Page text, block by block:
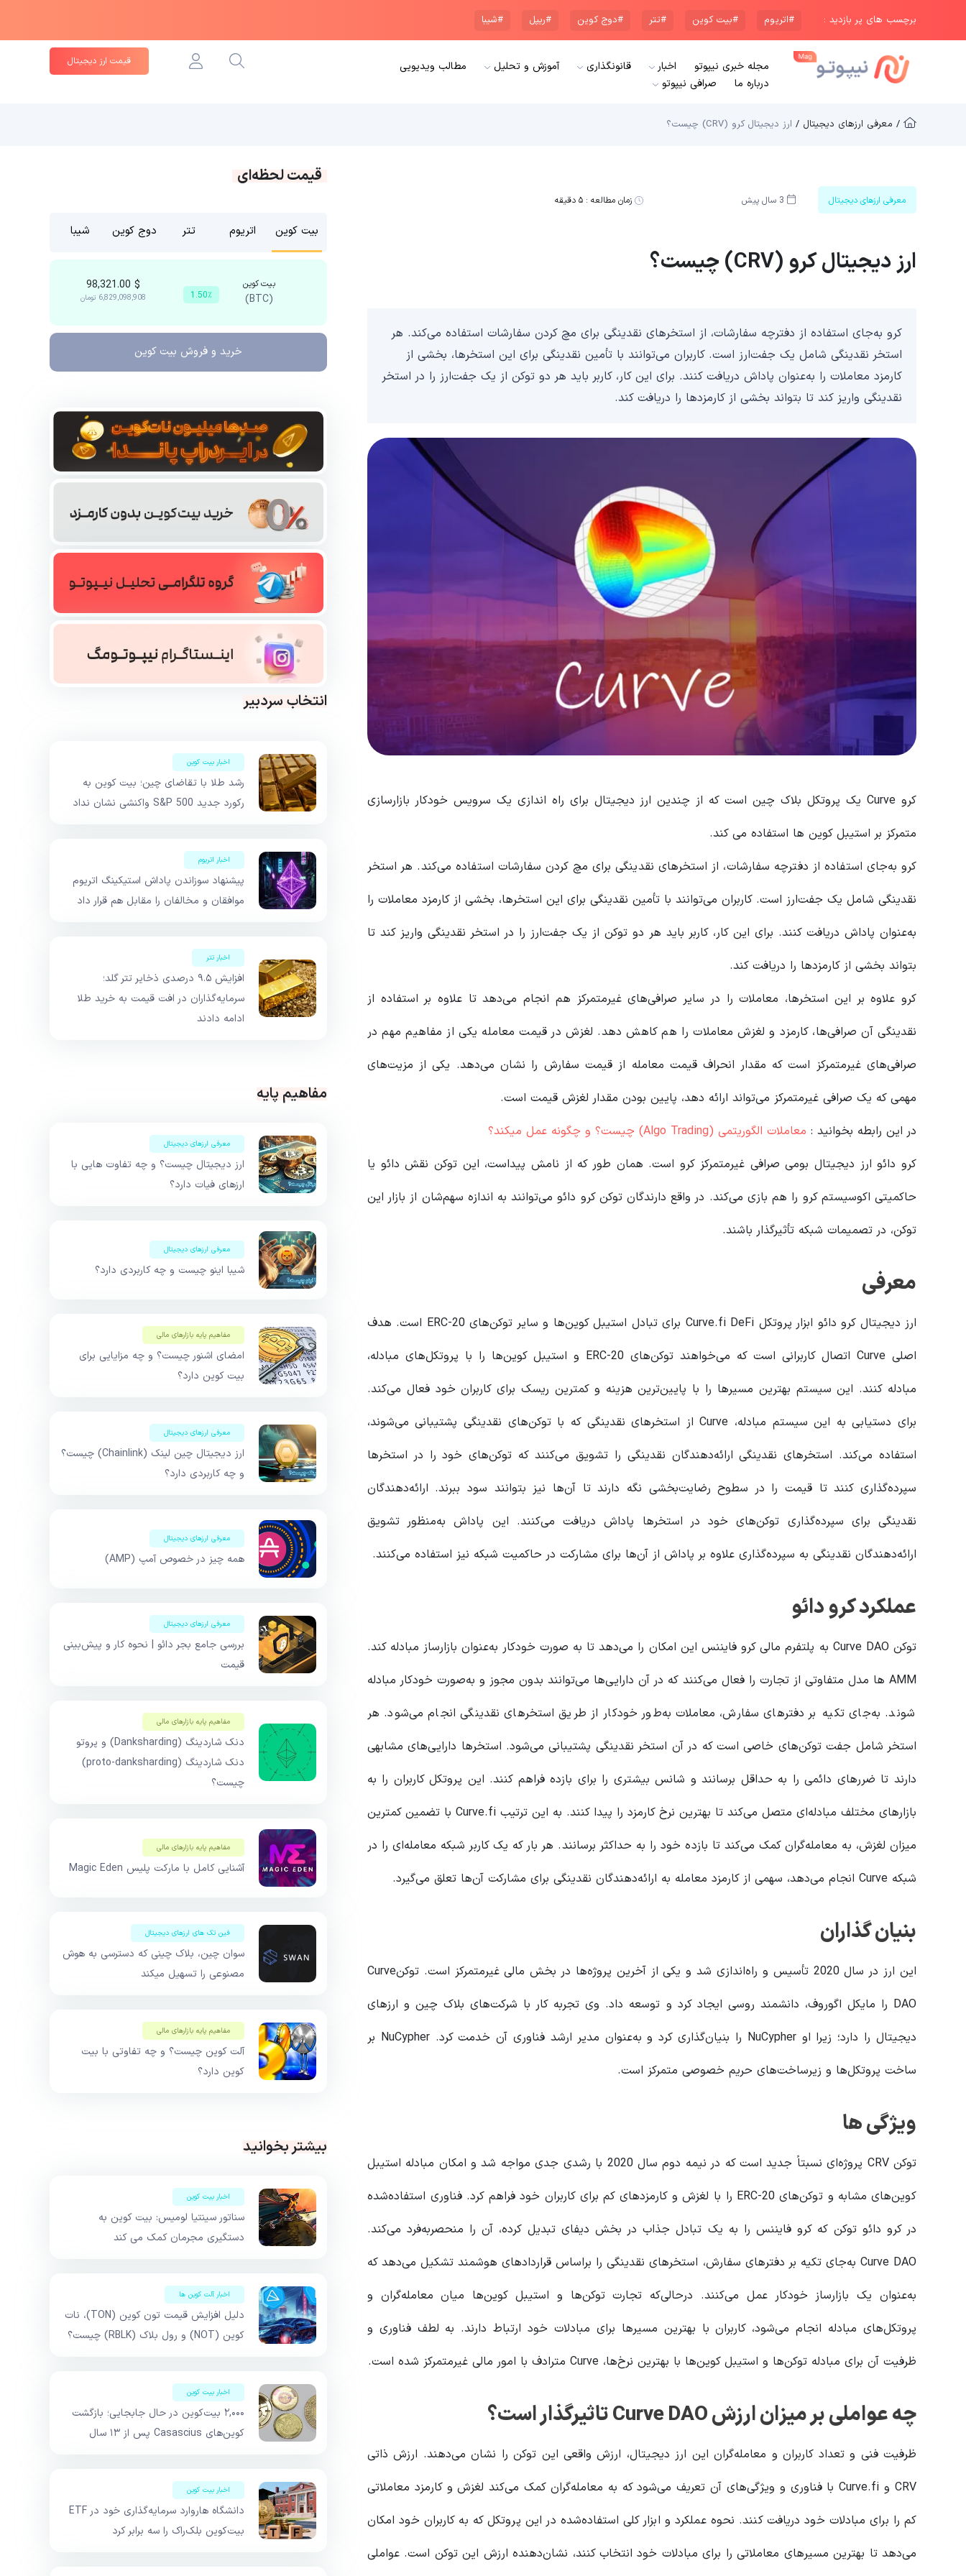
برچسب های پر بازدید : #اتریوم #بیت کوین #تتر #دوج کوین #ریپل #شیبا
مجله خبری نیپوتو اخبار قانونگذاری آموزش و تحلیل
مطالب ویدیویی
درباره ما
صرافی نیپوتو
قیمت ارز دیجیتال
/ معرفی ارزهای دیجیتال / ارز دیجیتال کرو (CRV) چیست؟
معرفی ارزهای دیجیتال 3 سال پیش زمان مطالعه :۵ دقیقه
ارز دیجیتال کرو (CRV) چیست؟
کرو به‌جای استفاده از دفترچه سفارشات، از استخرهای نقدینگی برای مچ کردن سفارشات استفاده می‌کند. هر
استخر نقدینگی شامل یک جفت‌ارز است. کاربران می‌توانند با تأمین نقدینگی برای این استخرها، بخشی از
کارمزد معاملات را به‌عنوان پاداش دریافت کنند. برای این کار، کاربر باید هر دو توکن از یک جفت‌ارز را در استخر
نقدینگی واریز کند تا بتواند بخشی از کارمزدها را دریافت کند.
کرو Curve یک پروتکل بلاک چین است که از چندین ارز دیجیتال برای راه اندازی یک سرویس خودکار بازارسازی
متمرکز بر استیبل کوین ها استفاده می کند.
کرو به‌جای استفاده از دفترچه سفارشات، از استخرهای نقدینگی برای مچ کردن سفارشات استفاده می‌کند. هر استخر
نقدینگی شامل یک جفت‌ارز است. کاربران می‌توانند با تأمین نقدینگی برای این استخرها، بخشی از کارمزد معاملات را
به‌عنوان پاداش دریافت کنند. برای این کار، کاربر باید هر دو توکن از یک جفت‌ارز را در استخر نقدینگی واریز کند تا
بتواند بخشی از کارمزدها را دریافت کند.
کرو علاوه بر این استخرها، معاملات را در سایر صرافی‌های غیرمتمرکز هم انجام می‌دهد تا علاوه بر استفاده از
نقدینگی آن صرافی‌ها، کارمزد و لغزش معاملات را هم کاهش دهد. لغزش در قیمت معامله یکی از مفاهیم مهم در
صرافی‌های غیرمتمرکز است که مقدار انحراف قیمت معامله از قیمت سفارش را نشان می‌دهد. یکی از مزیت‌های
مهمی که یک صرافی غیرمتمرکز می‌تواند ارائه دهد، پایین بودن مقدار لغزش قیمت است.
در این رابطه بخوانید‌ : معاملات الگوریتمی (Algo Trading) چیست؟ و چگونه عمل میکند؟
کرو دائو ارز دیجیتال بومی صرافی غیرمتمرکز کرو است. همان طور که از نامش پیداست، این توکن نقش دائو یا
حاکمیتی اکوسیستم کرو را هم بازی می‌کند. در واقع دارندگان توکن کرو دائو می‌توانند به اندازه سهم‌شان از بازار این
توکن، در تصمیمات شبکه تأثیرگذار باشند.
معرفی
ارز دیجیتال کرو دائو ابزار پروتکل Curve.fi DeFi برای تبادل استیبل کوین‌ها و سایر توکن‌های ERC-20 است. هدف
اصلی Curve اتصال کاربرانی است که می‌خواهند توکن‌های ERC-20 و استیبل کوین‌ها را با پروتکل‌های مبادله،
مبادله کنند. این سیستم بهترین مسیرها را با پایین‌ترین هزینه و کمترین ریسک برای کاربران خود فعال می‌کند.
برای دستیابی به این سیستم مبادله، Curve از استخرهای نقدینگی که با توکن‌های نقدینگی پشتیبانی می‌شوند،
استفاده می‌کند. استخرهای نقدینگی ارائه‌دهندگان نقدینگی را تشویق می‌کنند که توکن‌های خود را در استخرها
سپرده‌گذاری کنند تا قیمت را در سطوح رضایت‌بخشی نگه دارند تا آن‌ها نیز بتوانند سود ببرند. ارائه‌دهندگان
نقدینگی برای سپرده‌گذاری توکن‌های خود در استخرها پاداش دریافت می‌کنند. این پاداش به‌منظور تشویق
ارائه‌دهندگان نقدینگی به سپرده‌گذاری علاوه بر پاداش از آن‌ها برای مشارکت در حاکمیت شبکه نیز استفاده می‌کنند.
عملکرد کرو دائو
توکن Curve DAO به پلتفرم مالی کرو فایننس این امکان را می‌دهد تا به صورت خودکار به‌عنوان بازارساز مبادله کند.
AMM ها مدل متفاوتی از تجارت را فعال می‌کنند که در آن دارایی‌ها می‌توانند بدون مجوز و به‌صورت خودکار مبادله
شوند. به‌جای تکیه بر دفترهای سفارش، معاملات به‌طور خودکار از طریق استخرهای نقدینگی انجام می‌شود. هر
استخر شامل جفت توکن‌های خاصی است که در آن استخر نقدینگی پشتیبانی می‌شود. استخرها دارایی‌های مشابهی
دارند تا ضررهای دائمی را به حداقل برسانند و شانس بیشتری را برای بازده فراهم کنند. این پروتکل کاربران را به
بازارهای مختلف مبادله‌ای متصل می‌کند تا بهترین نرخ کارمزد را پیدا کنند. به این ترتیب Curve.fi با تضمین کمترین
میزان لغزش، به معامله‌گران کمک می‌کند تا بازده خود را به حداکثر برسانند. هر بار که یک کاربر شبکه معامله‌ای را در
شبکه Curve انجام می‌دهد، سهمی از کارمزد معامله به ارائه‌دهندگان نقدینگی برای مشارکت آن‌ها تعلق می‌گیرد.
بنیان‌ گذاران
این ارز در سال 2020 تأسیس و راه‌اندازی شد و یکی از آخرین پروژه‌ها در بخش مالی غیرمتمرکز است. توکنCurve
DAO را مایکل اگوروف، دانشمند روسی ایجاد کرد و توسعه داد. وی تجربه کار با شرکت‌های بلاک چین و ارزهای
دیجیتال را دارد؛ زیرا او NuCypher را بنیان‌گذاری کرد و به‌عنوان مدیر ارشد فناوری آن خدمت کرد. NuCypher بر
ساخت پروتکل‌ها و زیرساخت‌های حریم خصوصی متمرکز است.
ویژگی ها
توکن CRV پروژه‌ای نسبتاً جدید است که در نیمه دوم سال 2020 با رشدی جدی مواجه شد و امکان مبادله استیبل
کوین‌های مشابه و توکن‌های ERC-20 را با لغزش و کارمزدهای کم برای کاربران خود فراهم کرد. فناوری استفاده‌شده
در کرو دائو توکن که کرو فایننس را به یک تبادل جذاب در بخش دیفای تبدیل کرده، آن را منحصر‌به‌فرد می‌کند.
Curve DAO به‌جای تکیه بر دفترهای سفارش، استخرهای نقدینگی را براساس قراردادهای هوشمند تشکیل می‌دهد که
به‌عنوان یک بازارساز خودکار عمل می‌کنند. درحالی‌که تجارت توکن‌ها و استیبل کوین‌ها میان معامله‌گران و
پروتکل‌های مبادله انجام می‌شود، کاربران با بهترین مسیرها برای مبادلات خود ارتباط دارند. به لطف فناوری و
ظرفیت آن برای مبادله توکن‌ها و استیبل کوین‌ها با بهترین نرخ‌ها، Curve مترادف با امور مالی غیرمتمرکز شده است.
چه عواملی بر میزان ارزش Curve DAO تاثیرگذار است؟
ظرفیت فنی و تعداد کاربران و معامله‌گران این ارز دیجیتال، ارزش واقعی این توکن را نشان می‌دهند. ارزش ذاتی
CRV و Curve.fi با فناوری و ویژگی‌های آن تعریف می‌شود که به معامله‌گران کمک می‌کند لغزش و کارمزد معاملاتی
کم را برای مبادلات خود دریافت کنند. نحوه عملکرد و ابزار کلی استفاده‌شده در این پروتکل که به کاربران خود امکان
می‌دهد تا بهترین مسیرهای معاملاتی را برای مبادلات خود انتخاب کنند، نشان‌دهنده ارزش این توکن است. عواملی
قیمت لحظه‌ای
بیت کوین اتریوم تتر دوج کوین شیبا
بیت کوین
(BTC) 1.50٪
$
6,829,098,908 تومان
خرید و فروش بیت کوین
انتخاب سردبیر
اخبار بیت کوین
رشد طلا با تقاضای چین؛ بیت کوین به
رکورد جدید S&P 500 واکنشی نشان نداد
اخبار اتریوم
پیشنهاد سوزاندن پاداش استیکینگ اتریوم
موافقان و مخالفان را مقابل هم قرار داد
اخبار تتر
افزایش ۹.۵ درصدی ذخایر تتر گلد؛
سرمایه‌گذاران در افت قیمت به خرید طلا
ادامه دادند
مفاهیم پایه
معرفی ارزهای دیجیتال
ارز دیجیتال چیست؟ و چه تفاوت هایی با
ارزهای فیات دارد؟
معرفی ارزهای دیجیتال
شیبا اینو چیست و چه کاربردی دارد؟
مفاهیم پایه بازار‌های مالی
امضای اشنور چیست؟ و چه مزایایی برای
بیت کوین دارد؟
معرفی ارزهای دیجیتال
ارز دیجیتال چین لینک (Chainlink) چیست؟
و چه کاربردی دارد؟
معرفی ارزهای دیجیتال
همه چیز در خصوص آمپ (AMP)
معرفی ارزهای دیجیتال
بررسی جامع بجر دائو | نحوه کار و پیش‌بینی
قیمت
مفاهیم پایه بازار‌های مالی
دنک شاردینگ (Danksharding) و پروتو
دنک شاردینگ (proto-danksharding)
چیست؟
مفاهیم پایه بازار‌های مالی
آشنایی کامل با مارکت پلیس Magic Eden
فین تک های ارزهای دیجیتال
سوان چین، بلاک چینی که دسترسی به هوش
مصنوعی را تسهیل میکند
مفاهیم پایه بازار‌های مالی
آلت کوین چیست؟ و چه تفاوتی با بیت
کوین دارد؟
بیشتر بخوانید
اخبار بیت کوین
سناتور سینتیا لومیس: بیت کوین به
دستگیری مجرمان کمک می کند
اخبار آلت کوین ها
دلیل افزایش قیمت تون کوین (TON)، نات
کوین (NOT) و رول بلاک (RBLK) چیست؟
اخبار بیت کوین
۲,۰۰۰ بیت‌کوین در حال جابجایی؛ بازگشت
کوین‌های Casascius پس از ۱۳ سال
اخبار بیت کوین
دانشگاه هاروارد سرمایه‌گذاری خود در ETF
بیت‌کوین بلک‌راک را سه برابر کرد